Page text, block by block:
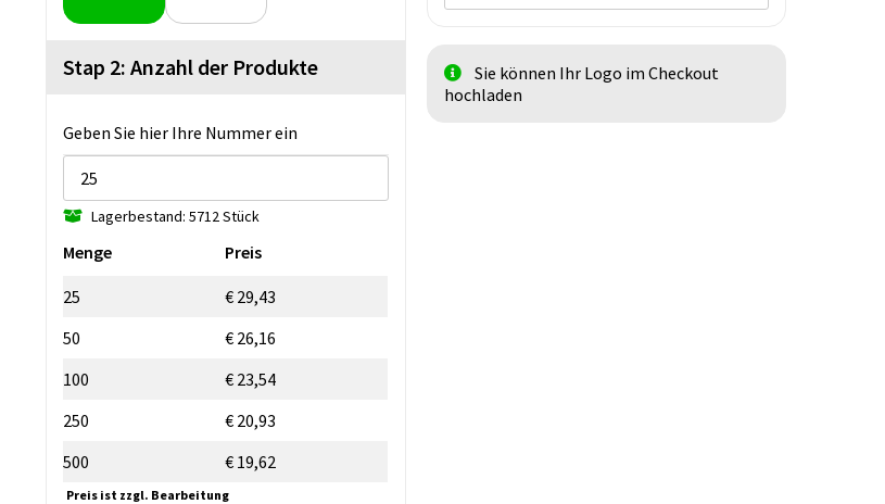
Stap 2: Anzahl der Produkte
Geben Sie hier Ihre Nummer ein
Lagerbestand: 5712 Stück
Menge Preis
25
€ 29,43
50
€ 26,16
100
€ 23,54
250
€ 20,93
500
€ 19,62
Preis ist zzgl. Bearbeitung
Sie können Ihr Logo im Checkout
hochladen